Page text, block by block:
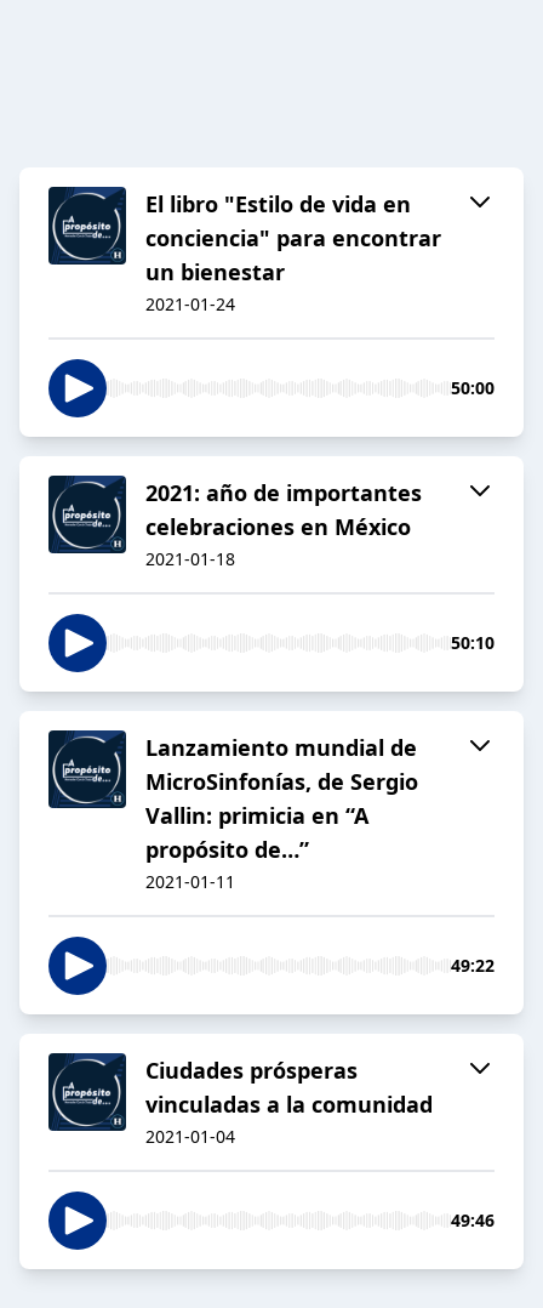
El libro "Estilo de vida en
conciencia" para encontrar
un bienestar
2021-01-24
50:00
2021: año de importantes
celebraciones en México
2021-01-18
50:10
Lanzamiento mundial de
MicroSinfonías, de Sergio
Vallin: primicia en “A
propósito de…”
2021-01-11
49:22
Ciudades prósperas
vinculadas a la comunidad
2021-01-04
49:46